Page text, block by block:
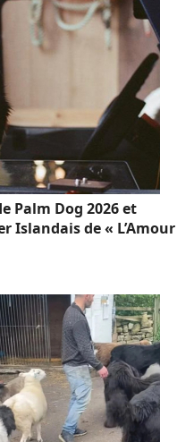
Palm Dog 2026 et
Islandais de « L’Amour